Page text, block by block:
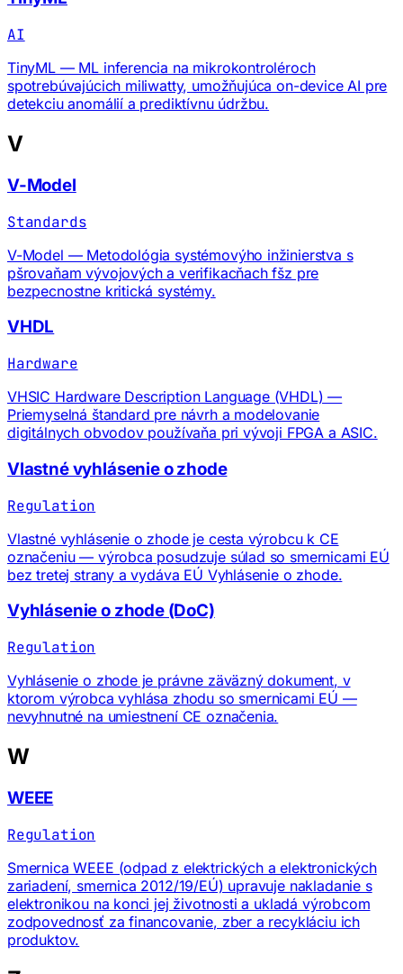
AI
TinyML — ML inferencia na mikrokontroléroch
spotrebúvajúcich miliwatty, umožňujúca on-device AI pre
detekciu anomálií a prediktívnu údržbu.
V
V-Model
Standards
V-Model — Metodológia systémovýho inžinierstva s
pšrovaňam vývojových a verifikacňach fšz pre
bezpecnostne kritická systémy.
VHDL
Hardware
VHSIC Hardware Description Language (VHDL) —
Priemyselná štandard pre návrh a modelovanie
digitálnych obvodov používaňa pri vývoji FPGA a ASIC.
Vlastné vyhlásenie o zhode
Regulation
Vlastné vyhlásenie o zhode je cesta výrobcu k CE
označeniu — výrobca posudzuje súlad so smernicami EÚ
bez tretej strany a vydáva EÚ Vyhlásenie o zhode.
Vyhlásenie o zhode (DoC)
Regulation
Vyhlásenie o zhode je právne zäväzný dokument, v
ktorom výrobca vyhlása zhodu so smernicami EÚ —
nevyhnutné na umiestnení CE označenia.
W
WEEE
Regulation
Smernica WEEE (odpad z elektrických a elektronických
zariadení, smernica 2012/19/EÚ) upravuje nakladanie s
elektronikou na konci jej životnosti a ukladá výrobcom
zodpovednosť za financovanie, zber a recykláciu ich
produktov.